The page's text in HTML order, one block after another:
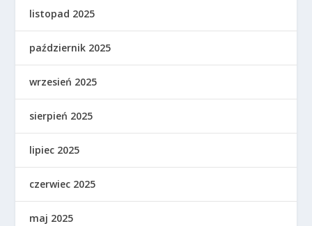
listopad 2025
październik 2025
wrzesień 2025
sierpień 2025
lipiec 2025
czerwiec 2025
maj 2025